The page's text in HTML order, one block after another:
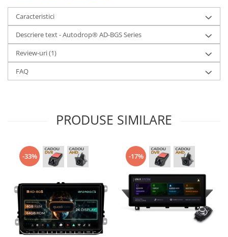
Caracteristici
Descriere text - Autodrop® AD-BGS Series
Review-uri(1)
FAQ
PRODUSE SIMILARE
-33% -17%